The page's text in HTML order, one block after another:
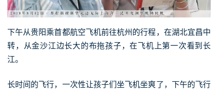
下午从贵阳乘首都航空飞机前往杭州的行程，在湖北宜昌中
转，从金沙江边长大的布拖孩子，在飞机上第一次看到长
江。
长时间的飞行，一次性让孩子们坐飞机坐爽了，下午的飞行